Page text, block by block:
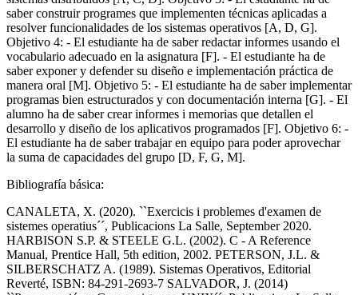
saber construir programes que implementen técnicas aplicadas a
resolver funcionalidades de los sistemas operativos [A, D, G].
Objetivo 4: - El estudiante ha de saber redactar informes usando el
vocabulario adecuado en la asignatura [F]. - El estudiante ha de
saber exponer y defender su diseño e implementación práctica de
manera oral [M]. Objetivo 5: - El estudiante ha de saber implementar
programas bien estructurados y con documentación interna [G]. - El
alumno ha de saber crear informes i memorias que detallen el
desarrollo y diseño de los aplicativos programados [F]. Objetivo 6: -
El estudiante ha de saber trabajar en equipo para poder aprovechar
la suma de capacidades del grupo [D, F, G, M].
Bibliografía básica:
CANALETA, X. (2020). ``Exercicis i problemes d'examen de
sistemes operatius´´, Publicacions La Salle, September 2020.
HARBISON S.P. & STEELE G.L. (2002). C - A Reference
Manual, Prentice Hall, 5th edition, 2002. PETERSON, J.L. &
SILBERSCHATZ A. (1989). Sistemas Operativos, Editorial
Reverté, ISBN: 84-291-2693-7 SALVADOR, J. (2014)